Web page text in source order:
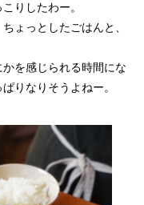
りしたわー。
ょっとしたごはんと、
を感じられる時間にな
りなりそうよねー。